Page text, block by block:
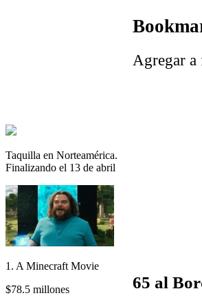
Taquilla en Norteamérica.
Finalizando el 13 de abril
1. A Minecraft Movie
$78.5 millones
Agregar
65 al